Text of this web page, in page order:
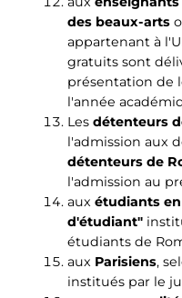
des beaux-arts
appartenant à
gratuits sont
présentation de
l'année
Lesdétenteurs
l'admission aux
détenteurs de
l'admission au
aux étudiants en
d'étudiant"
étudiants de
aux Parisiens,
institués par le